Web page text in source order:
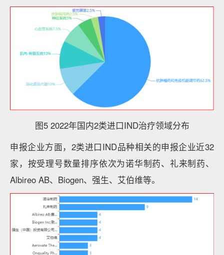
图5 2022年国内2类进口IND治疗领域分布
申报企业方面，2类进口IND品种相关的申报企业近32
家，按受理号数量排序依次为诺华制药、礼来制药、
Albireo AB、Biogen、强生、艾伯维等。